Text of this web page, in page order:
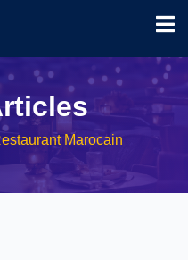
Marocain